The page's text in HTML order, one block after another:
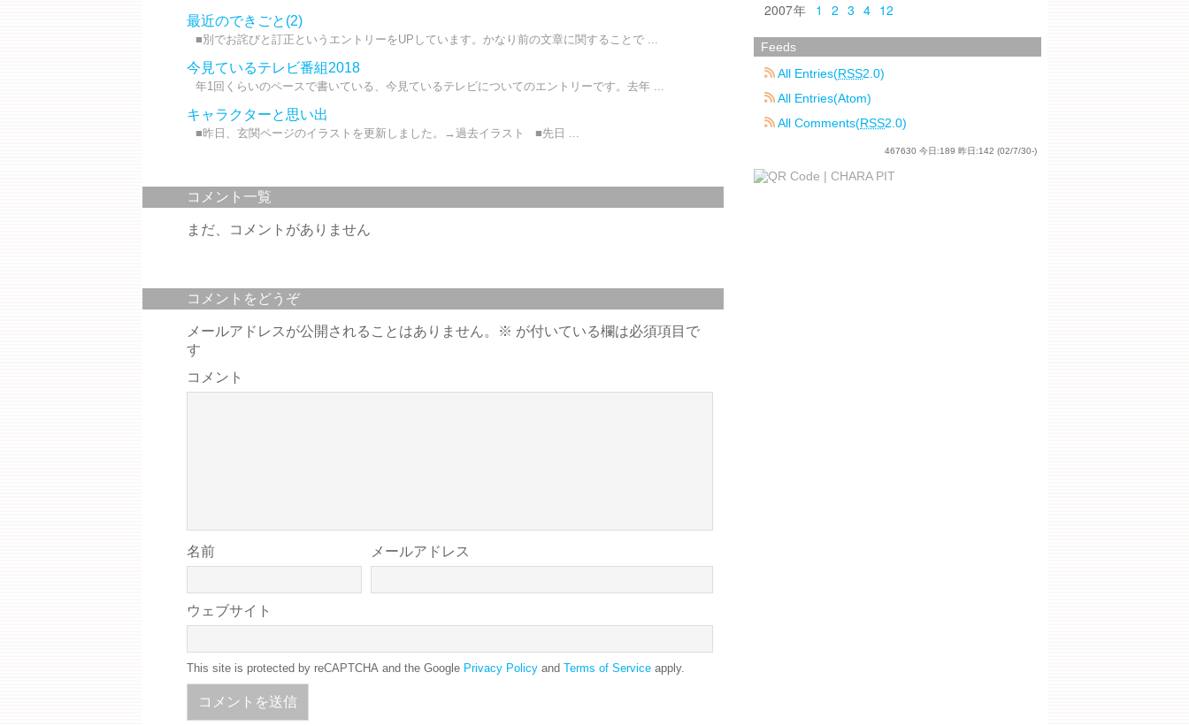
最近のできごと(2)
■別でお詫びと訂正というエントリーをUPしています。かなり前の文章に関することで ...
今見ているテレビ番組2018
年1回くらいのペースで書いている、今見ているテレビについてのエントリーです。去年 ...
キャラクターと思い出
■昨日、玄関ページのイラストを更新しました。→過去イラスト ■先日 ...
コメント一覧
まだ、コメントがありません
コメントをどうぞ
メールアドレスが公開されることはありません。 ※ が付いている欄は必須項目で
す
コメント
名前 メールアドレス
ウェブサイト
This site is protected by reCAPTCHA and the Google Privacy Policy and Terms of Service apply.
2007
1 2 3 4 12
Feeds
All Entries(RSS2.0)
All Entries(Atom)
All Comments(RSS2.0)
467630 今日:189 昨日:142 (02/7/30-)